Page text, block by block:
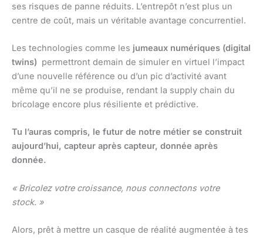
ses risques de panne réduits. L’entrepôt n’est plus un
centre de coût, mais un véritable avantage concurrentiel.
Les technologies comme les jumeaux numériques (digital
twins) permettront demain de simuler en virtuel l’impact
d’une nouvelle référence ou d’un pic d’activité avant
même qu’il ne se produise, rendant la supply chain du
bricolage encore plus résiliente et prédictive.
Tu l’auras compris, le futur de notre métier se construit
aujourd’hui, capteur après capteur, donnée après
donnée.
« Bricolez votre croissance, nous connectons votre
stock. »
Alors, prêt à mettre un casque de réalité augmentée à tes